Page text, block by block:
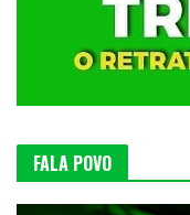
FALA POVO